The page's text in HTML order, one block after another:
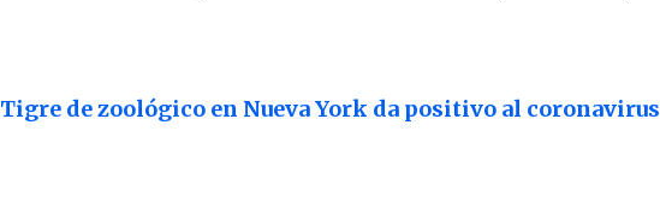
Tigre de zoológico en Nueva York da positivo al coronavirus